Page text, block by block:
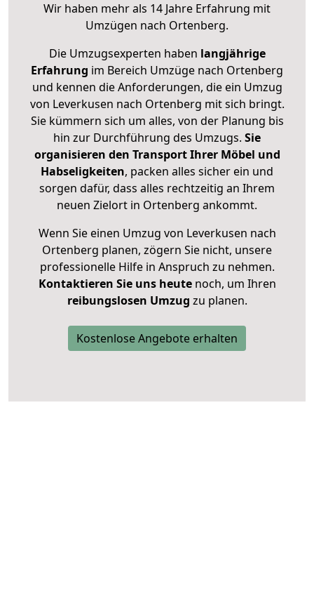
Wir haben mehr als 14 Jahre Erfahrung mit
Umzügen nach Ortenberg.
Die Umzugsexperten haben langjährige
Erfahrung im Bereich Umzüge nach Ortenberg
und kennen die Anforderungen, die ein Umzug
von Leverkusen nach Ortenberg mit sich bringt.
Sie kümmern sich um alles, von der Planung bis
hin zur Durchführung des Umzugs. Sie
organisieren den Transport Ihrer Möbel und
Habseligkeiten, packen alles sicher ein und
sorgen dafür, dass alles rechtzeitig an Ihrem
neuen Zielort in Ortenberg ankommt.
Wenn Sie einen Umzug von Leverkusen nach
Ortenberg planen, zögern Sie nicht, unsere
professionelle Hilfe in Anspruch zu nehmen.
Kontaktieren Sie uns heutenoch, um Ihren
reibungslosen Umzug zu planen.
Kostenlose Angebote erhalten